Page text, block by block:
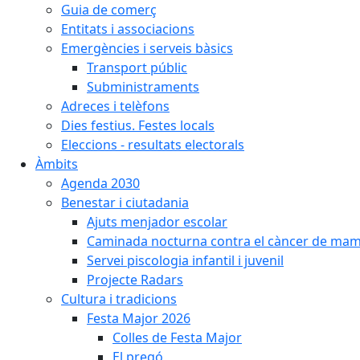
Guia de comerç
Entitats i associacions
Emergències i serveis bàsics
Transport públic
Subministraments
Adreces i telèfons
Dies festius. Festes locals
Eleccions - resultats electorals
Àmbits
Agenda 2030
Benestar i ciutadania
Ajuts menjador escolar
Caminada nocturna contra el càncer de
Servei piscologia infantil i juvenil
Projecte Radars
Cultura i tradicions
Festa Major 2026
Colles de Festa Major